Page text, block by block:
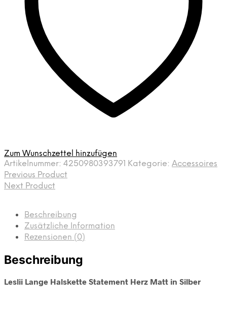
Zum Wunschzettel hinzufügen
Artikelnummer: 4250980393791 Kategorie: Accessoires
Previous Product
Next Product
Beschreibung
Zusätzliche Information
Rezensionen (0)
Beschreibung
Leslii Lange Halskette Statement Herz Matt in Silber